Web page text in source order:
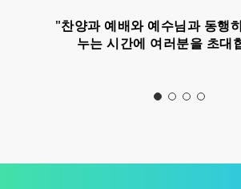
귀한 중보기도자의 순종을